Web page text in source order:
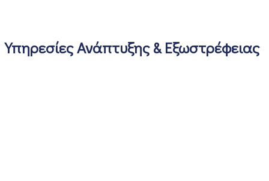
Υπηρεσίες Ανάπτυξης & Εξωστρέφειας